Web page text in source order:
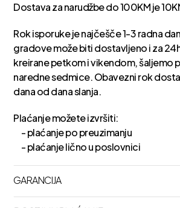
Dostava za narudžbe do 100KM je
Rok isporuke je najčešče 1-3 radna
gradove može biti dostavljeno i za
kreirane petkom i vikendom, šaljemo
naredne sedmice. Obavezni rok
dana od dana slanja.
Plaćanje možete izvršiti:
- plaćanje po preuzimanju
- plaćanje lično u poslovnici
GARANCIJA